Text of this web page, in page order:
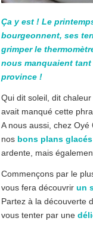
Ça y est ! Le
bourgeonnent, ses
grimper le
nous manquaient
province !
Qui dit soleil, dit
avait manqué cette
A nous aussi, chez
nos bons plans
ardente, mais
Commençons par le
vous fera découvrir un
Partez à la découverte
vous tenter par une